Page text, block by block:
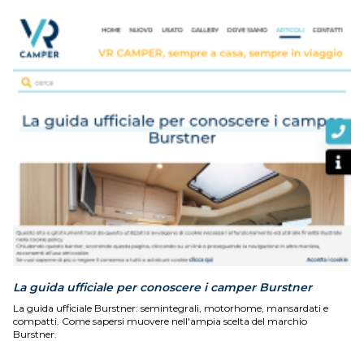
La guida ufficiale per conoscere i camper Burstner
La guida ufficiale Burstner: semintegrali, motorhome, mansardati e
compatti. Come sapersi muovere nell'ampia scelta del marchio
Burstner.